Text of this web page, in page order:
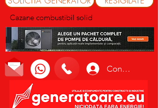
Cazane combustibil solid
Conectează-te